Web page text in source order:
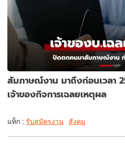
สัมภาษณ์งาน มาถึงก่อนเวลา
เจ้าของกิจการเฉลยเหตุผล
แท็ก : รับสมัครงาน สังคม